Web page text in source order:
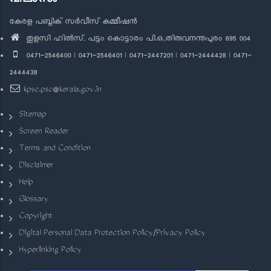
കേരള പബ്ലിക് സർവീസ് കമ്മീഷൻ
തുളസി ഹിൽസ്, പട്ടം കൊട്ടാരം പി.ഒ.,തിരുവനന്തപുരം 695 004
0471-2546400 | 0471-2546401 | 0471-2447201 | 0471-2444428 | 0471-
2444438
kpsc.psc@kerala.gov.in
Sitemap
Screen Reader
Terms and Condition
Disclaimer
Help
Glossary
Copyright
Digital Personal Data Protection Policy/Privacy Policy
Hyperlinking Policy